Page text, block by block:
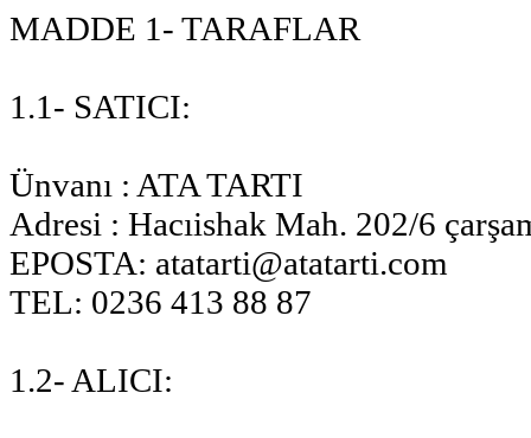
MADDE 1- TARAFLAR
1.1- SATICI:
Ünvanı : ATA TARTI
Adresi : Hacıishak Mah. 202/6
EPOSTA: atatarti@atatarti.com
TEL: 0236 413 88 87
1.2- ALICI: